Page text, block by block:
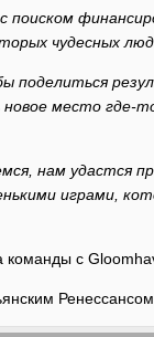
чудесных
поделиться
новое место где-
нам удастся
играми,
команды с
Ренессансом.